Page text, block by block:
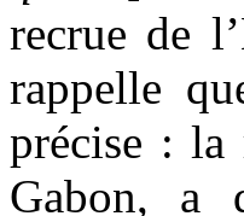
recrue de
rappelle
précise : la
Gabon, a